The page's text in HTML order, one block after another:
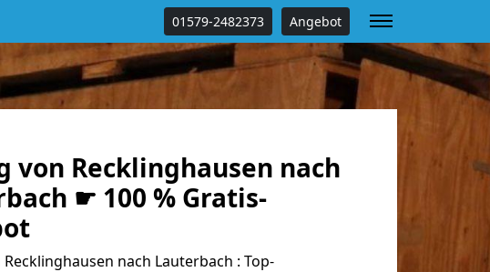
01579-2482373 Angebot
von Recklinghausen nach
☛ 100 % Gratis-
nach Lauterbach : Top-